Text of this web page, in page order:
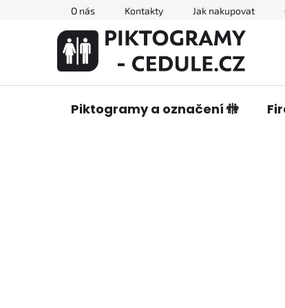
O nás Kontakty Jak nakupovat
Piktogramy a označení 🚻